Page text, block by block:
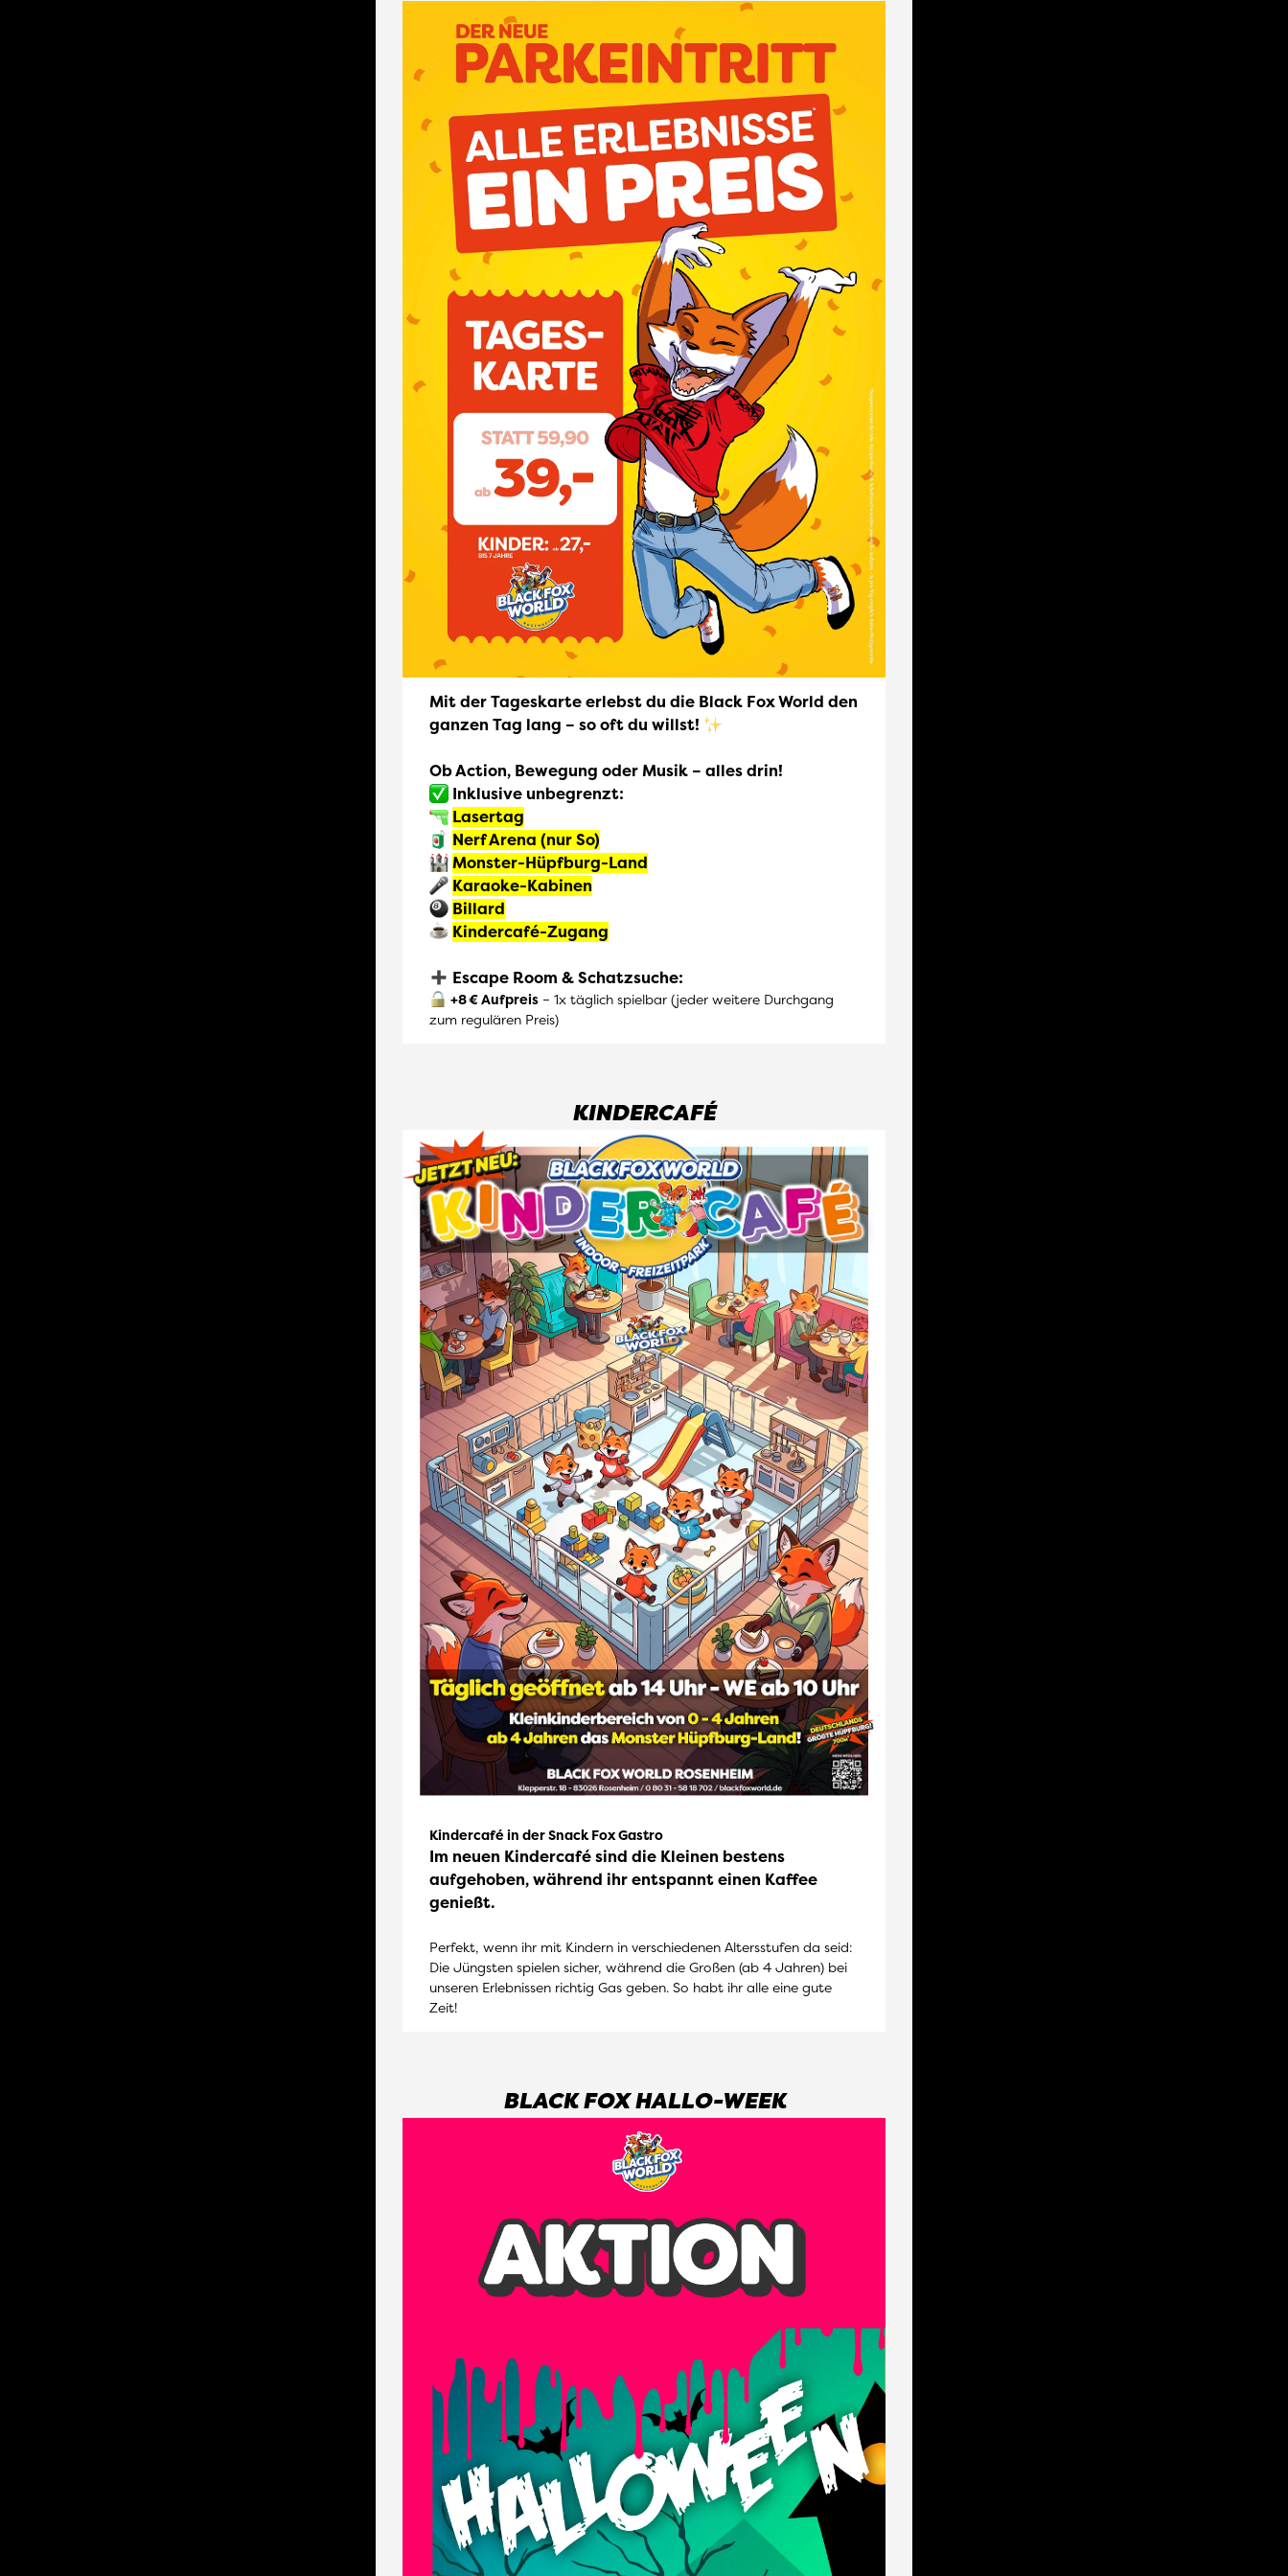
Mit der Tageskarte erlebst du die Black Fox World den
ganzen Tag lang – so oft du willst!
Ob Action, Bewegung oder Musik – alles drin!
Inklusive unbegrenzt:
Lasertag
Nerf Arena (nur So)
Monster-Hüpfburg-Land
Karaoke-Kabinen
Billard
Kindercafé-Zugang
Escape Room & Schatzsuche:
+8 € Aufpreis– 1x täglich spielbar (jeder weitere Durchgang
zum regulären Preis)
KINDERCAFÉ
Kindercafé in der Snack Fox Gastro
Im neuen Kindercafé sind die Kleinen bestens
aufgehoben, während ihr entspannt einen Kaffee
genießt.
Perfekt, wenn ihr mit Kindern in verschiedenen Altersstufen da seid:
Die Jüngsten spielen sicher, während die Großen (ab 4 Jahren) bei
unseren Erlebnissen richtig Gas geben. So habt ihr alle eine gute
Zeit!
BLACK FOX HALLO-WEEK